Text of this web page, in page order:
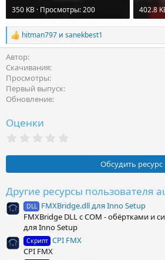
350 KB · Просмотры: 200
402.8
Р
е
а
к
ц
и
и
:
hitman797 и sanekbest1
Автор
Скачивания
Просмотры
Первый выпуск
Обновление
Оценки
0
з
ё
з
д
Обсудить ресурс
Другие ресурсы пользователя
DLL FMXBridge.dll для Inno Setup
FMXBridge DLL с COM - обёртками и
для Inno Setup
Скрипт CPI FMX
CPI FMX